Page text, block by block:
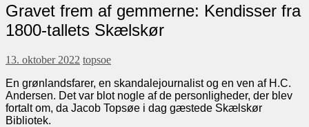
Gravet frem af gemmerne: Kendisser fra
1800-tallets Skælskør
13. oktober 2022 topsoe
En grønlandsfarer, en skandalejournalist og en ven af H.C.
Andersen. Det var blot nogle af de personligheder, der blev
fortalt om, da Jacob Topsøe i dag gæstede Skælskør
Bibliotek.